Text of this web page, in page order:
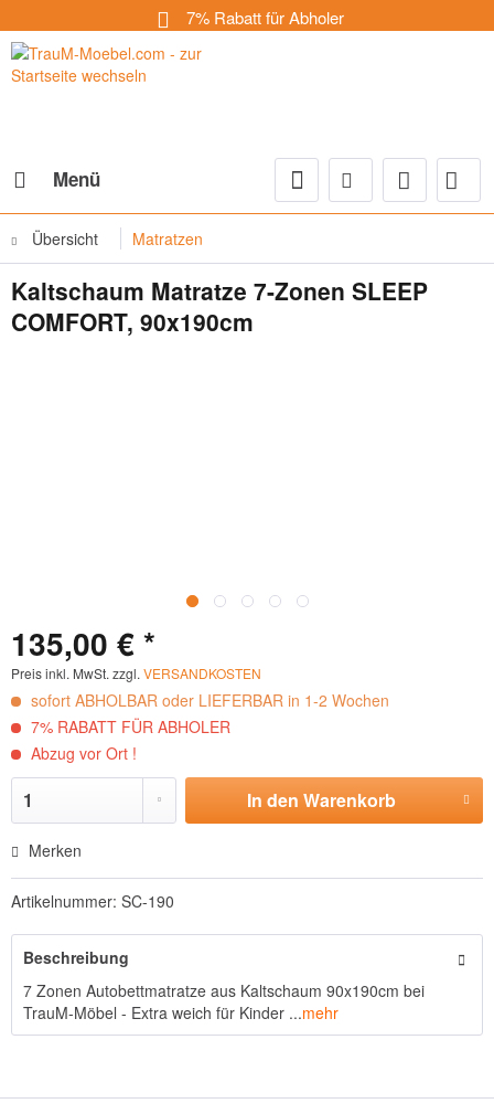
7% Rabatt für Abholer
Menü
Übersicht Matratzen
Kaltschaum Matratze 7-Zonen SLEEP
COMFORT, 90x190cm
135,00 € *
Preis inkl. MwSt. zzgl. VERSANDKOSTEN
sofort ABHOLBAR oder LIEFERBAR in 1-2 Wochen
7% RABATT FÜR ABHOLER
Abzug vor Ort !
In den Warenkorb
Merken
Artikelnummer: SC-190
Beschreibung
7 Zonen Autobettmatratze aus Kaltschaum 90x190cm bei
TrauM-Möbel - Extra weich für Kinder ...mehr